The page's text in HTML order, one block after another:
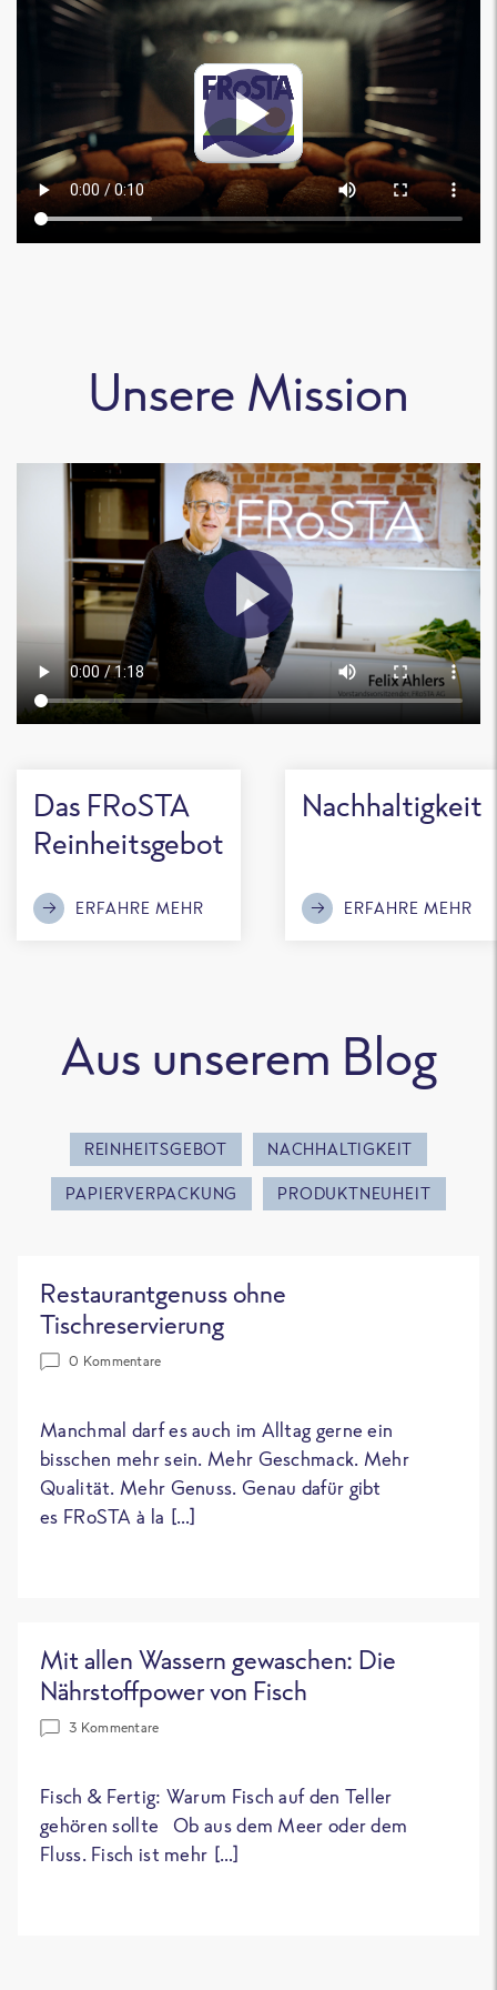
Unsere Mission
Das FRoSTA
Reinheitsgebot
ERFAHRE MEHR
Nachhaltigkeit
ERFAHRE MEHR
Aus unserem Blog
REINHEITSGEBOT NACHHALTIGKEIT
PAPIERVERPACKUNG PRODUKTNEUHEIT
Restaurantgenuss ohne
Tischreservierung
0 Kommentare
Manchmal darf es auch im Alltag gerne ein
bisschen mehr sein. Mehr Geschmack. Mehr
Qualität. Mehr Genuss. Genau dafür gibt
es FRoSTA à la […]
Mit allen Wassern gewaschen: Die
Nährstoffpower von Fisch
3 Kommentare
Fisch & Fertig: Warum Fisch auf den Teller
gehören sollte Ob aus dem Meer oder dem
Fluss. Fisch ist mehr […]